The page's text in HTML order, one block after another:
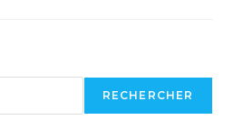
RECHERCHER